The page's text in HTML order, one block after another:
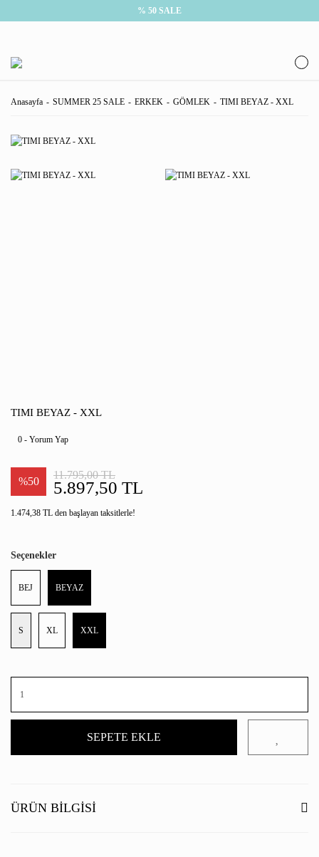
% 50 SALE
Anasayfa SUMMER 25 SALE ERKEK GÖMLEK TIMI BEYAZ - XXL
TIMI BEYAZ - XXL
0 - Yorum Yap
%50 5.897,50 TL
11.795,00 TL
1.474,38 TL den başlayan taksitlerle!
Seçenekler
BEJ BEYAZ
S XL XXL
SEPETE EKLE
ÜRÜN BILGISI